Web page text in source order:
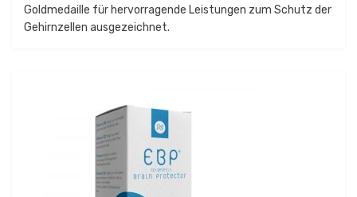
Goldmedaille für hervorragende Leistungen zum Schutz der
Gehirnzellen ausgezeichnet.